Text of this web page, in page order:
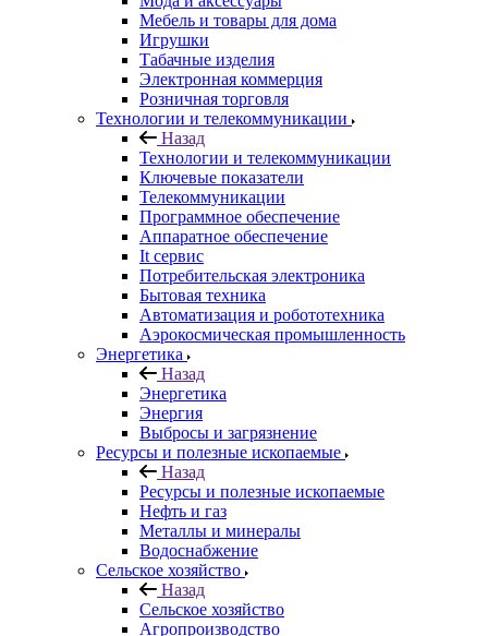
Мебель и товары для дома
Игрушки
Табачные изделия
Электронная коммерция
Розничная торговля
Технологии и телекоммуникации
Назад
Технологии и телекоммуникации
Ключевые показатели
Телекоммуникации
Программное обеспечение
Аппаратное обеспечение
It сервис
Потребительская электроника
Бытовая техника
Автоматизация и робототехника
Аэрокосмическая промышленность
Энергетика
Назад
Энергетика
Энергия
Выбросы и загрязнение
Ресурсы и полезные ископаемые
Назад
Ресурсы и полезные ископаемые
Нефть и газ
Металлы и минералы
Водоснабжение
Сельское хозяйство
Назад
Сельское хозяйство
Агропроизводство